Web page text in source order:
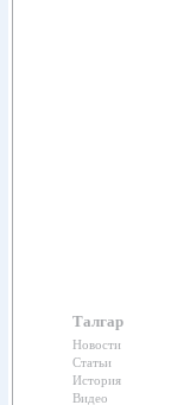
Талгар
Новости
Статьи
История
Видео